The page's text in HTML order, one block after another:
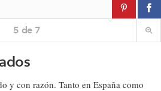
5 de 7
y con razón. Tanto en España como